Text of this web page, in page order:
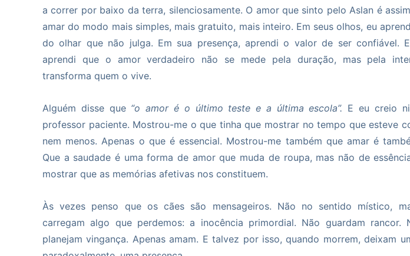
a correr por baixo da terra, silenciosamente. O amor que sinto pelo Aslan é
amar do modo mais simples, mais gratuito, mais inteiro. Em seus olhos, eu
do olhar que não julga. Em sua presença, aprendi o valor de ser confiável.
aprendi que o amor verdadeiro não se mede pela duração, mas pela
transforma quem o vive.
Alguém disse que “o amor é o último teste e a última escola”. E eu creio
professor paciente. Mostrou-me o que tinha que mostrar no tempo que esteve
nem menos. Apenas o que é essencial. Mostrou-me também que amar é
Que a saudade é uma forma de amor que muda de roupa, mas não de
mostrar que as memórias afetivas nos constituem.
Às vezes penso que os cães são mensageiros. Não no sentido místico,
carregam algo que perdemos: a inocência primordial. Não guardam rancor.
planejam vingança. Apenas amam. E talvez por isso, quando morrem, deixam